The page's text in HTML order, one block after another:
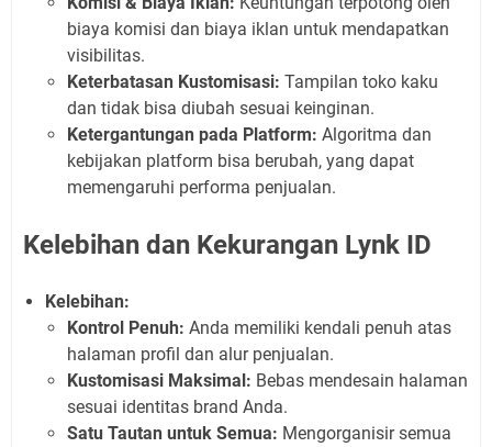
biaya komisi dan biaya iklan untuk mendapatkan
visibilitas.
Keterbatasan Kustomisasi: Tampilan toko kaku
dan tidak bisa diubah sesuai keinginan.
Ketergantungan pada Platform: Algoritma dan
kebijakan platform bisa berubah, yang dapat
memengaruhi performa penjualan.
Kelebihan dan Kekurangan Lynk ID
Kelebihan:
Kontrol Penuh: Anda memiliki kendali penuh atas
halaman profil dan alur penjualan.
Kustomisasi Maksimal: Bebas mendesain halaman
sesuai identitas brand Anda.
Satu Tautan untuk Semua: Mengorganisir semua